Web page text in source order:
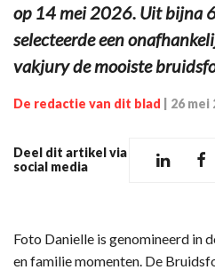
op 14 mei 2026. Uit bijna
selecteerde een
vakjury de mooiste
De redactie van dit blad 26 mei
Deel dit artikel via
social media
Foto Danielle is genomineerd in
en familie momenten. De